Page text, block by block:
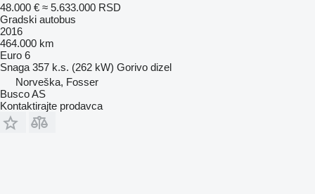
48.000 € ≈ 5.633.000 RSD
Gradski autobus
2016
464.000 km
Euro 6
Snaga 357 k.s. (262 kW) Gorivo dizel
Norveška, Fosser
Busco AS
Kontaktirajte prodavca